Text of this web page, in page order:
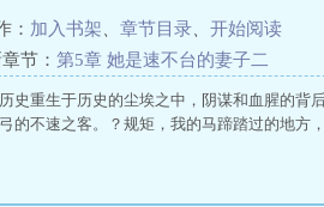
： 加入书架 章节目录
开始阅读
节： 第5章 她是速不台的妻子二
史重生于历史的尘埃之中，阴谋和血腥的背
的不速之客。？规矩，我的马蹄踏过的地方